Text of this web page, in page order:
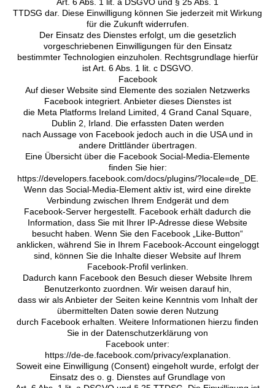
TTDSG dar. Diese Einwilligung können Sie jederzeit mit Wirkung
für die Zukunft widerrufen.
Der Einsatz des Dienstes erfolgt, um die gesetzlich
vorgeschriebenen Einwilligungen für den Einsatz
bestimmter Technologien einzuholen. Rechtsgrundlage hierfür
ist Art. 6 Abs. 1 lit. c DSGVO.
Facebook
Auf dieser Website sind Elemente des sozialen Netzwerks
Facebook integriert. Anbieter dieses Dienstes ist
die Meta Platforms Ireland Limited, 4 Grand Canal Square,
Dublin 2, Irland. Die erfassten Daten werden
nach Aussage von Facebook jedoch auch in die USA und in
andere Drittländer übertragen.
Eine Übersicht über die Facebook Social-Media-Elemente
finden Sie hier:
https://developers.facebook.com/docs/plugins/?locale=de_DE.
Wenn das Social-Media-Element aktiv ist, wird eine direkte
Verbindung zwischen Ihrem Endgerät und dem
Facebook-Server hergestellt. Facebook erhält dadurch die
Information, dass Sie mit Ihrer IP-Adresse diese Website
besucht haben. Wenn Sie den Facebook „Like-Button“
anklicken, während Sie in Ihrem Facebook-Account eingeloggt
sind, können Sie die Inhalte dieser Website auf Ihrem
Facebook-Profil verlinken.
Dadurch kann Facebook den Besuch dieser Website Ihrem
Benutzerkonto zuordnen. Wir weisen darauf hin,
dass wir als Anbieter der Seiten keine Kenntnis vom Inhalt der
übermittelten Daten sowie deren Nutzung
durch Facebook erhalten. Weitere Informationen hierzu finden
Sie in der Datenschutzerklärung von
Facebook unter:
https://de-de.facebook.com/privacy/explanation.
Soweit eine Einwilligung (Consent) eingeholt wurde, erfolgt der
Einsatz des o. g. Dienstes auf Grundlage von